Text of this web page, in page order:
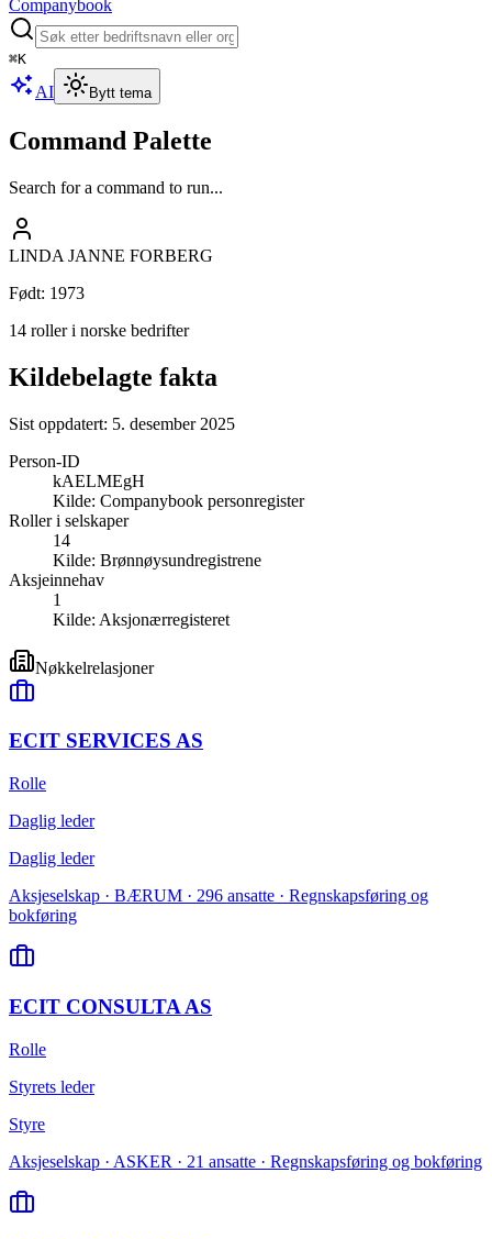
Companybook
⌘K
AI Bytt tema
Command Palette
Search for a command to run...
LINDA JANNE FORBERG
Født: 1973
14 roller i norske bedrifter
Kildebelagte fakta
Sist oppdatert: 5. desember 2025
Person-ID
kAELMEgH
Kilde: Companybook personregister
Roller i selskaper
14
Kilde: Brønnøysundregistrene
Aksjeinnehav
1
Kilde: Aksjonærregisteret
Nøkkelrelasjoner
ECIT SERVICES AS
Rolle
Daglig leder
Daglig leder
Aksjeselskap · BÆRUM · 296 ansatte · Regnskapsføring og
bokføring
ECIT CONSULTA AS
Rolle
Styrets leder
Styre
Aksjeselskap · ASKER · 21 ansatte · Regnskapsføring og bokføring